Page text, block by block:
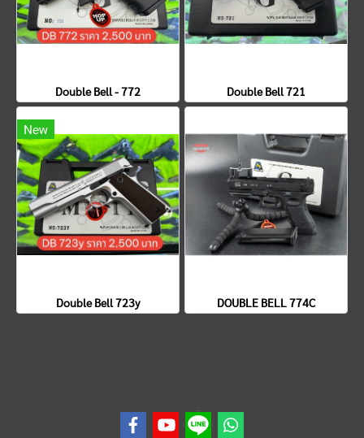
Double Bell - 772 Double Bell 721
New
Double Bell 723y DOUBLE BELL 774C